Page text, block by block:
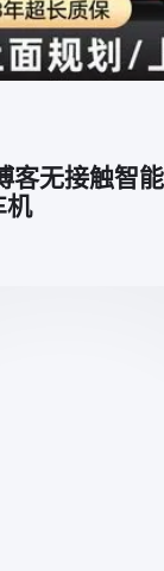
客无接触智
机